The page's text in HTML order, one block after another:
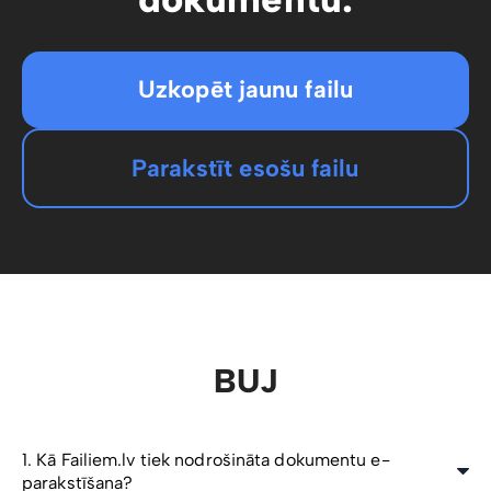
Uzkopēt jaunu failu
Parakstīt esošu failu
BUJ
1. Kā Failiem.lv tiek nodrošināta dokumentu e-
parakstīšana?